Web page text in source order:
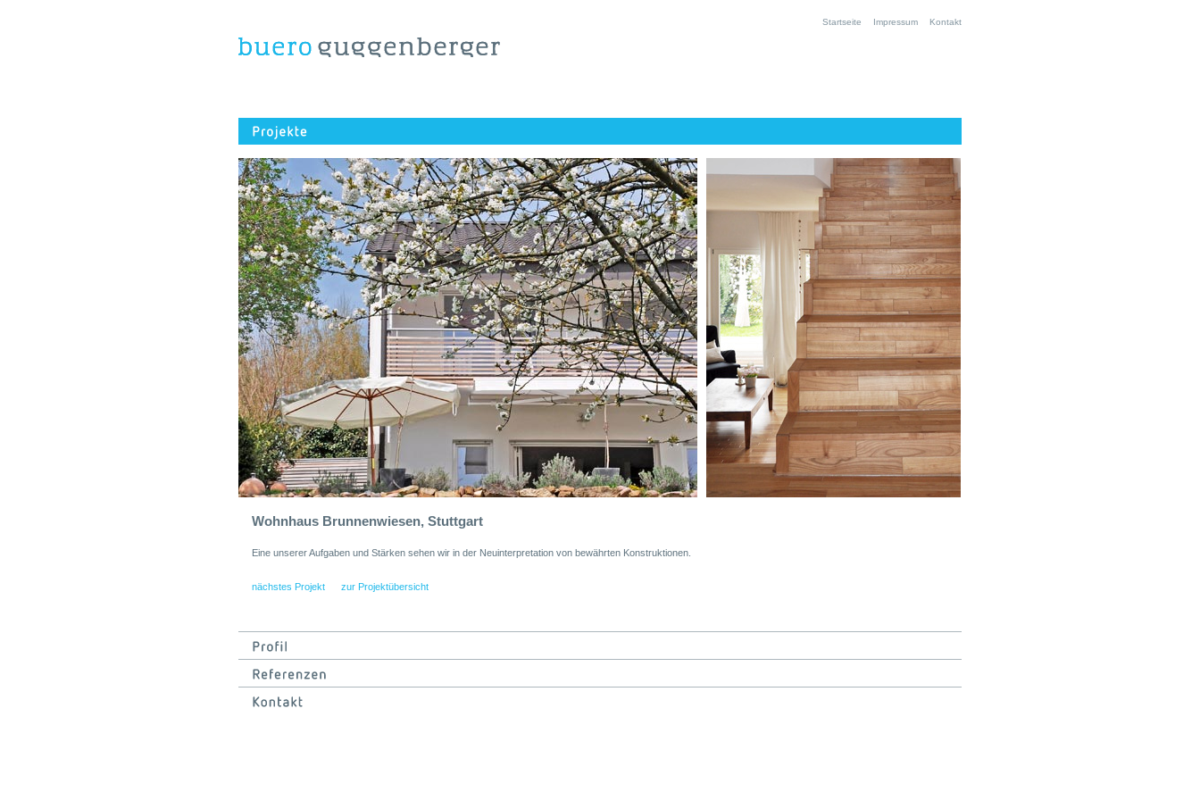
Startseite Impressum Kontakt
Wohnhaus Brunnenwiesen, Stuttgart
Eine unserer Aufgaben und Stärken sehen wir in der Neuinterpretation von bewährten Konstruktionen.
nächstes Projekt zur Projektübersicht